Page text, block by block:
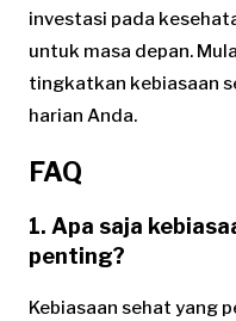
investasi pada
untuk masa depan.
tingkatkan kebiasaan
harian Anda.
FAQ
1. Apa saja
penting?
Kebiasaan sehat yang